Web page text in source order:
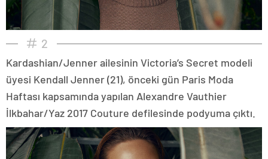
2
Kardashian/Jenner ailesinin Victoria’s Secret modeli
üyesi Kendall Jenner (21), önceki gün Paris Moda
Haftası kapsamında yapılan Alexandre Vauthier
İlkbahar/Yaz 2017 Couture defilesinde podyuma çıktı.